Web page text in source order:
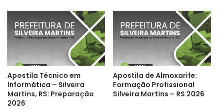
Apostila Técnico em
Informática – Silveira
Martins, RS: Preparação
2026
Apostila de Almoxarife:
Formação Profissional
Silveira Martins – RS 2026